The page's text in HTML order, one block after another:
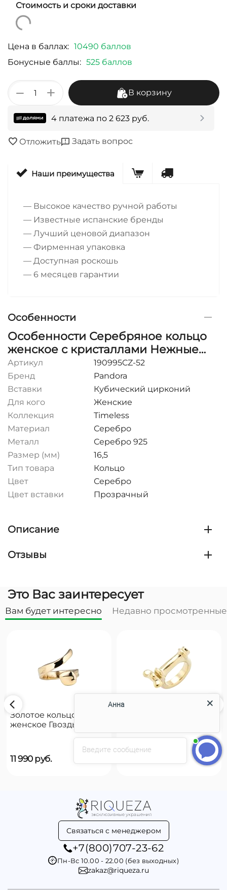
Стоимость и сроки доставки
Цена в баллах: 10490 баллов
Бонусные баллы: 525 баллов
+
− В корзину
4 платежа по 2 623 руб.
Отложить Задать вопрос
Наши преимущества
— Высокое качество ручной работы
— Известные испанские бренды
— Лучший ценовой диапазон
— Фирменная упаковка
— Доступная роскошь
— 6 месяцев гарантии
Особенности
Особенности Серебряное кольцо
женское с кристаллами Нежные
чувства Pandora
Артикул
190995CZ-52
Бренд
Pandora
Вставки
Кубический цирконий
Для кого
Женские
Коллекция
Timeless
Материал
Серебро
Металл
Серебро 925
Размер (мм)
16,5
Тип товара
Кольцо
Цвет
Серебро
Цвет вставки
Прозрачный
Описание
Отзывы
Это Вас заинтересует
Вам будет интересно Недавно просмотренные
Золотое кольцо
женское Гвоздь
11 990 руб.
UNOde50 Reward
Связаться с менеджером
+7(800)707-23-62
Пн-Вс 10.00 - 22.00 (без выходных)
zakaz@riqueza.ru
Введите сообщение
Анна